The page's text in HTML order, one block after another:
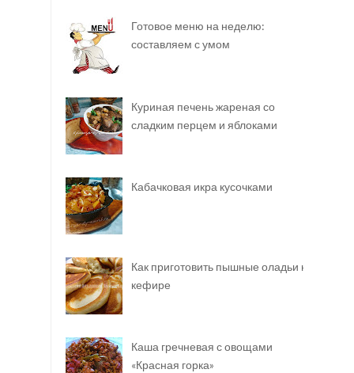
Готовое меню на неделю:
составляем с умом
Куриная печень жареная со
сладким перцем и яблоками
Кабачковая икра кусочками
Как приготовить пышные оладьи на
кефире
Каша гречневая с овощами
«Красная горка»